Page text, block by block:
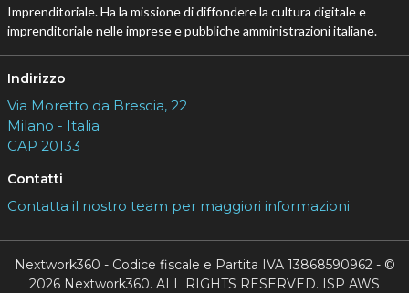
Imprenditoriale. Ha la missione di diffondere la cultura digitale e
imprenditoriale nelle imprese e pubbliche amministrazioni italiane.
Indirizzo
Via Moretto da Brescia, 22
Milano - Italia
CAP 20133
Contatti
Contatta il nostro team per maggiori informazioni
Nextwork360 - Codice fiscale e Partita IVA 13868590962 - ©
2026 Nextwork360. ALL RIGHTS RESERVED. ISP AWS